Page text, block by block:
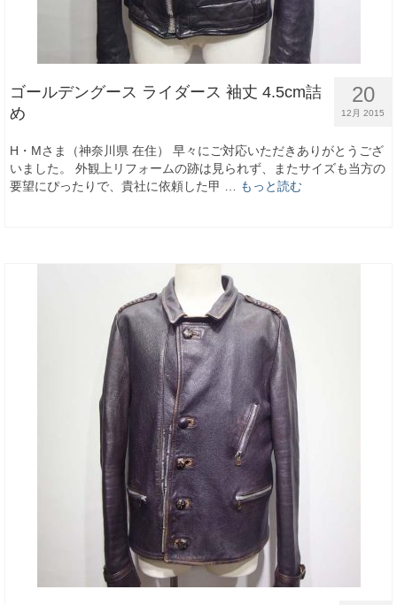
20
12月 2015
ゴールデングース ライダース 袖丈 4.5cm詰
め
H・Mさま（神奈川県 在住） 早々にご対応いただきありがとうござ
いました。 外観上リフォームの跡は見られず、またサイズも当方の
要望にぴったりで、貴社に依頼した甲 …
もっと読む